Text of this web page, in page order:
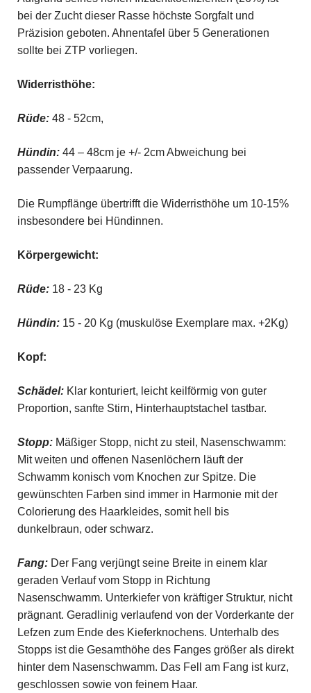
bei der Zucht dieser Rasse höchste Sorgfalt und
Präzision geboten. Ahnentafel über 5 Generationen
sollte bei ZTP vorliegen.
Widerristhöhe:
Rüde:48 - 52cm,
Hündin:44 – 48cm je +/- 2cm Abweichung bei
passender Verpaarung.
Die Rumpflänge übertrifft die Widerristhöhe um 10-15%
insbesondere bei Hündinnen.
Körpergewicht:
Rüde:18 - 23 Kg
Hündin: 15 - 20 Kg (muskulöse Exemplare max. +2Kg)
Kopf:
Schädel:Klar konturiert, leicht keilförmig von guter
Proportion, sanfte Stirn, Hinterhauptstachel tastbar.
Stopp: Mäßiger Stopp, nicht zu steil, Nasenschwamm:
Mit weiten und offenen Nasenlöchern läuft der
Schwamm konisch vom Knochen zur Spitze. Die
gewünschten Farben sind immer in Harmonie mit der
Colorierung des Haarkleides, somit hell bis
dunkelbraun, oder schwarz.
Fang:Der Fang verjüngt seine Breite in einem klar
geraden Verlauf vom Stopp in Richtung
Nasenschwamm. Unterkiefer von kräftiger Struktur, nicht
prägnant. Geradlinig verlaufend von der Vorderkante der
Lefzen zum Ende des Kieferknochens. Unterhalb des
Stopps ist die Gesamthöhe des Fanges größer als direkt
hinter dem Nasenschwamm. Das Fell am Fang ist kurz,
geschlossen sowie von feinem Haar.